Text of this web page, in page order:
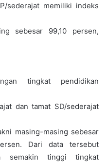
sederajat memiliki indeks
sebesar 99,10 persen,
tingkat pendidikan
dan tamat SD/sederajat
masing-masing sebesar
Dari data tersebut
semakin tinggi tingkat